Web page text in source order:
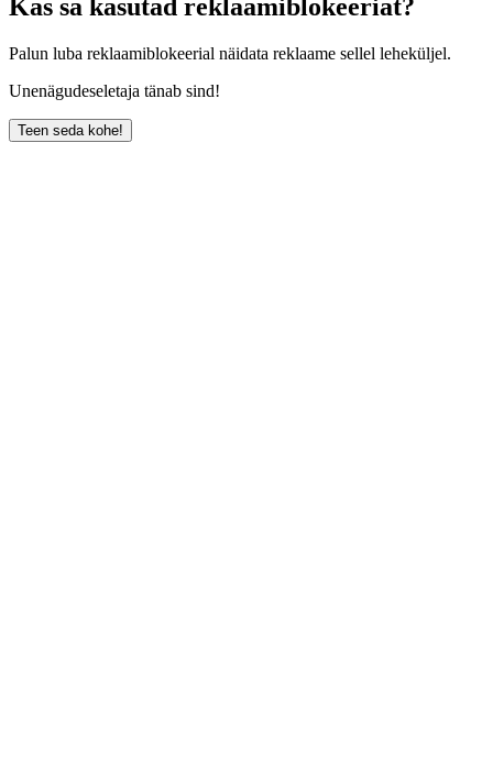
Kas sa kasutad reklaamiblokeeriat?
Palun luba reklaamiblokeerial näidata reklaame sellel leheküljel.
Unenägudeseletaja tänab sind!
Teen seda kohe!